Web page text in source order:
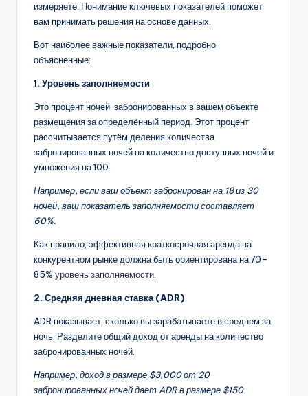
измеряете. Понимание ключевых показателей поможет
вам принимать решения на основе данных.
Вот наиболее важные показатели, подробно
объясненные:
1. Уровень заполняемости
Это процент ночей, забронированных в вашем объекте
размещения за определённый период. Этот процент
рассчитывается путём деления количества
забронированных ночей на количество доступных ночей и
умножения на 100.
Например, если ваш объект забронирован на 18 из 30
ночей, ваш показатель заполняемости составляет
60%.
Как правило, эффективная краткосрочная аренда на
конкурентном рынке должна быть ориентирована на 70–
85% уровень заполняемости
2. Средняя дневная ставка (ADR)
ADR показывает, сколько вы зарабатываете в среднем за
ночь. Разделите общий доход от аренды на количество
забронированных ночей.
Например, доход в размере $3,000 от 20
забронированных ночей дает ADR в размере $150.